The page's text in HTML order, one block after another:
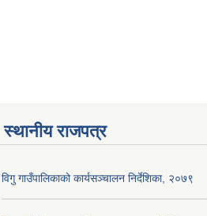
स्थानीय राजपत्र
विगु गाउँपालिकाको कार्यसञ्‍चालन निर्देशिका, २०७९